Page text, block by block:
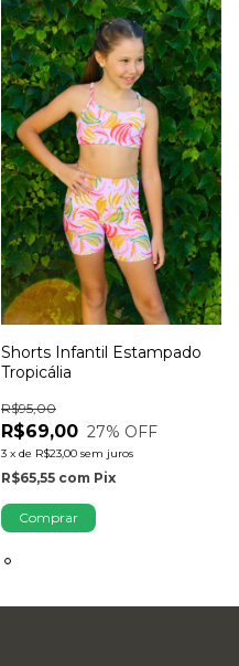
Shorts Infantil Estampado
Tropicália
R$69,00
R$95,00
27% OFF
3 x de R$23,00 sem juros
R$65,55 com Pix
Comprar